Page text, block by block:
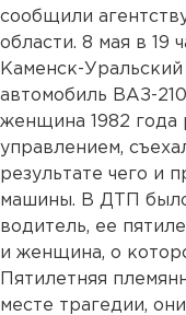
сообщили
области. 8 мая в 19
Каменск-
автомобиль ВАЗ-
женщина 1982 года
управлением,
результате чего и
машины. В ДТП
водитель, ее
и женщина, о
Пятилетняя
месте трагедии,